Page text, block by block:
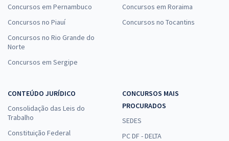
Concursos em Pernambuco
Concursos no Piauí
Concursos no Rio Grande do
Norte
Concursos em Sergipe
Concursos em Roraima
Concursos no Tocantins
CONTEÚDO JURÍDICO
Consolidação das Leis do
Trabalho
Constituição Federal
CONCURSOS MAIS
PROCURADOS
SEDES
PC DF - DELTA